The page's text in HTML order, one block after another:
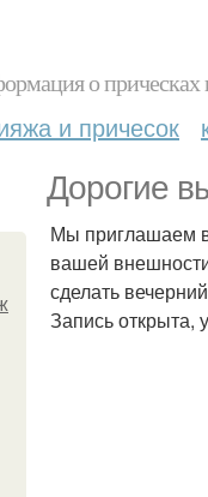
о
и причесок
Дорогие
Мы приглашаем
вашей
сделать
Запись открыта,